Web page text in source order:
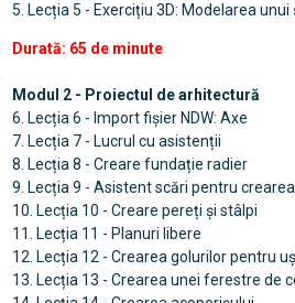
5. Lecția 5 - Exercițiu 3D: Modelarea unui
Durată: 65 de minute
Modul 2 - Proiectul de arhitectură
6. Lecția 6 - Import fișier NDW: Axe
7. Lecția 7 - Lucrul cu asistenții
8. Lecția 8 - Creare fundație radier
9. Lecția 9 - Asistent scări pentru
10. Lecția 10 - Creare pereți și stâlpi
11. Lecția 11 - Planuri libere
12. Lecția 12 - Crearea golurilor pentru
13. Lecția 13 - Crearea unei ferestre de